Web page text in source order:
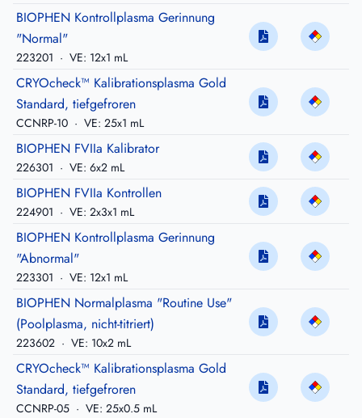
BIOPHEN Kontrollplasma Gerinnung
"Normal"
223201 · VE: 12x1 mL
CRYOcheck™ Kalibrationsplasma Gold
Standard, tiefgefroren
CCNRP-10 · VE: 25x1 mL
BIOPHEN FVIIa Kalibrator
226301 · VE: 6x2 mL
BIOPHEN FVIIa Kontrollen
224901 · VE: 2x3x1 mL
BIOPHEN Kontrollplasma Gerinnung
"Abnormal"
223301 · VE: 12x1 mL
BIOPHEN Normalplasma "Routine Use"
(Poolplasma, nicht-titriert)
223602 · VE: 10x2 mL
CRYOcheck™ Kalibrationsplasma Gold
Standard, tiefgefroren
CCNRP-05 · VE: 25x0.5 mL